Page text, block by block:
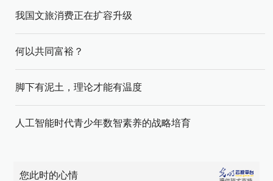
我国文旅消费正在扩容升级
何以共同富裕？
脚下有泥土，理论才能有温度
人工智能时代青少年数智素养的战略培育
您此时的心情